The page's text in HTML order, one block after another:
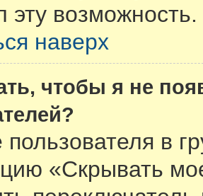
эту возможность.
наверх
чтобы я не
пользователя в
«Скрывать